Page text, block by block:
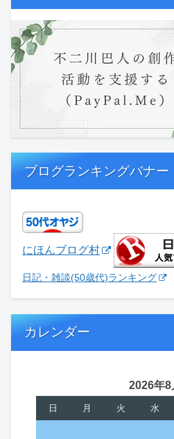
ブログランキングバナー
にほんブログ村
日記・雑談(50歳代)ランキング
カレンダー
2026年8
日 月 火 水